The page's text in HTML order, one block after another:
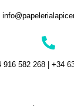
916 582 268 | +34